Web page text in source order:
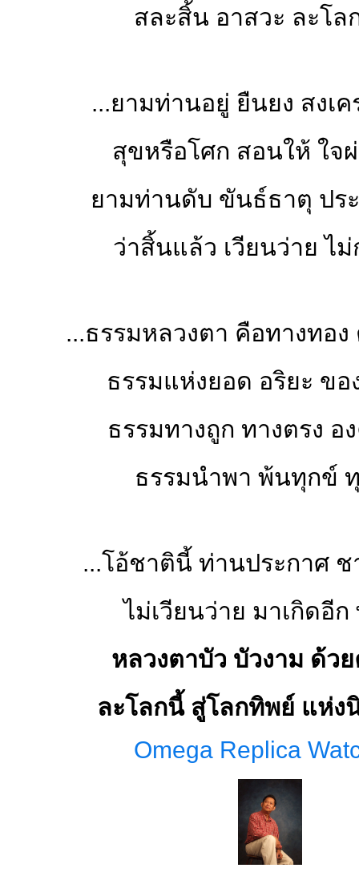
สละสิ้น อาสวะ ละโล
...ยามท่านอยู่ ยืนยง สงเค
สุขหรือโศก สอนให้ ใจ
ยามท่านดับ ขันธ์ธาตุ ปร
ว่าสิ้นแล้ว เวียนว่าย ไ
...ธรรมหลวงตา คือทางทอ
ธรรมแห่งยอด อริยะ ขอ
ธรรมทางถูก ทางตรง อ
ธรรมนำพา พ้นทุกข์
...โอ้ชาตินี้ ท่านประกาศ
ไม่เวียนว่าย มาเกิดอี
หลวงตาบัว บัวงาม ด้ว
ละโลกนี้ สู่โลกทิพย์ แห่ง
Omega Replica